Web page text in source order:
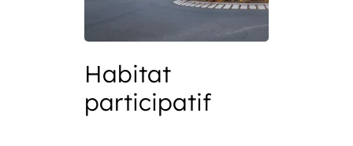
Habitat
participatif